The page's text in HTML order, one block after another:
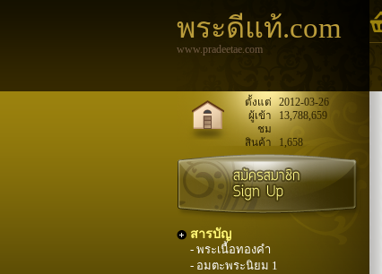
พระดีแท้.com
www.pradeetae.com
ตั้งแต่
2012-03-26
ผู้เข้า
ชม
13,788,659
สินค้า 1,658
สารบัญ
- พระเนื้อทองคำ
- อมตะพระนิยม 1